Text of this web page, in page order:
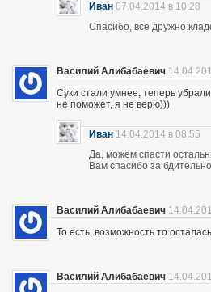
Иван 07.04.2014 в 10:28
Спасибо, все дружно
Василий Алибабаевич
Суки стали умнее, теперь
не поможет, я не верю)))
Иван 14.04.2014 в 08:55
Да, можем спасти
Вам спасибо за
Василий Алибабаевич
То есть, возможность то
Василий Алибабаевич